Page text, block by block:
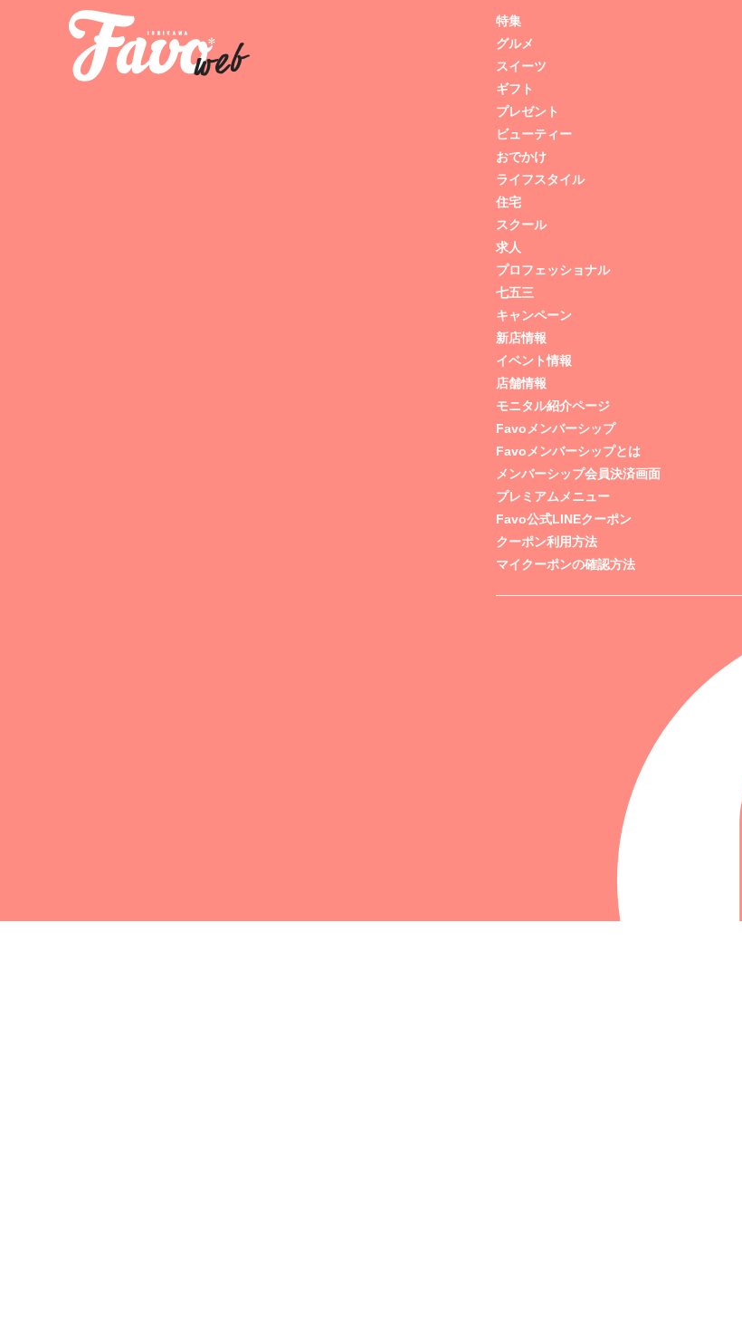
特集
グルメ
スイーツ
ギフト
プレゼント
ビューティー
おでかけ
ライフスタイル
住宅
スクール
求人
プロフェッショナル
七五三
キャンペーン
新店情報
イベント情報
店舗情報
モニタル紹介ページ
Favoメンバーシップ
Favoメンバーシップとは
メンバーシップ会員決済画面
プレミアムメニュー
Favo公式LINEクーポン
クーポン利用方法
マイクーポンの確認方法